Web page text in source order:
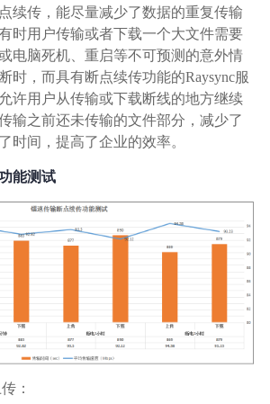
续传，能尽量减少了数据的重复传输
时用户传输或者下载一个大文件需要
电脑死机、重启等不可预测的意外情
时，而具有断点续传功能的Raysync服
许用户从传输或下载断线的地方继续
输之前还未传输的文件部分，减少了
时间，提高了企业的效率。
能测试
：